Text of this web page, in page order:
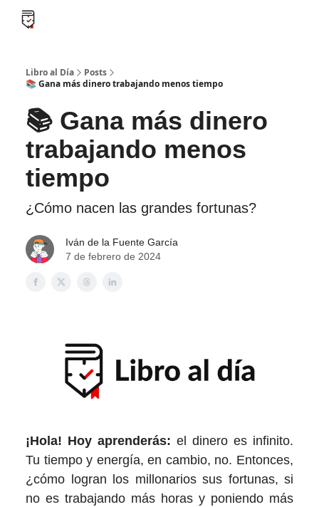
Libro al Día
Posts
📚 Gana más dinero trabajando menos tiempo
📚 Gana más dinero
trabajando menos
tiempo
¿Cómo nacen las grandes fortunas?
Iván de la Fuente García
7 de febrero de 2024
¡Hola! Hoy aprenderás: el dinero es infinito.
Tu tiempo y energía, en cambio, no. Entonces,
¿cómo logran los millonarios sus fortunas, si
no es trabajando más horas y poniendo más